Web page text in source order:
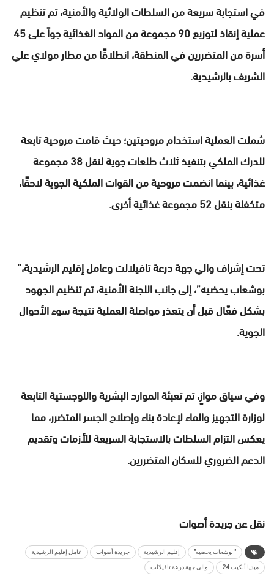
في استجابة سريعة من السلطات الولائية والأمنية، تم تنظيم
عملية إنقاذ لتوزيع 90 مجموعة من المواد الغذائية جواً على 45
أسرة من المتضررين في المنطقة، انطلاقًا من مطار مولاي علي
الشريف بالرشيدية.
شملت العملية استخدام مروحيتين؛ حيث قامت مروحية تابعة
للدرك الملكي بتنفيذ ثلاث طلعات جوية لنقل 38 مجموعة
غذائية، بينما انضمت مروحية من القوات الملكية الجوية لاحقًا،
متكفلة بنقل 52 مجموعة غذائية أخرى.
تحت إشراف والي جهة درعة تافيلالت وعامل إقليم الرشيدية،”
بوشعاب يحضيه”، إلى جانب اللجنة الأمنية، تم تنظيم الجهود
بشكل فعّال قبل أن يتعذر مواصلة العملية نتيجة سوء الأحوال
الجوية.
وفي سياق موازٍ، تم تعبئة الموارد البشرية واللوجستية التابعة
لوزارة التجهيز والماء لإعادة بناء وإصلاح الجسر المتضرر، مما
يعكس التزام السلطات بالاستجابة السريعة للأزمات وتقديم
الدعم الضروري للسكان المتضررين.
نقل عن جريدة أصوات
" بوشعاب يحضيه" إقليم الرشيدية جريدة أصوات عامل إقليم الرشيدية
ميديا أنكيت 24 والي جهة درعة تافيلالت